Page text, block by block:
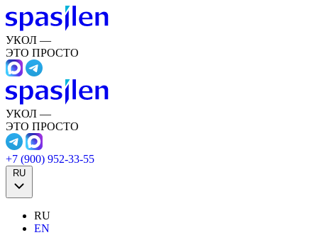
УКОЛ —
ЭТО ПРОСТО
УКОЛ —
ЭТО ПРОСТО
+7 (900) 952-33-55
RU
RU
EN